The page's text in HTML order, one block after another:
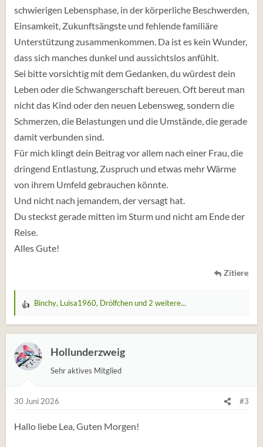
schwierigen Lebensphase, in der körperliche Beschwerden,
Einsamkeit, Zukunftsängste und fehlende familiäre
Unterstützung zusammenkommen. Da ist es kein Wunder,
dass sich manches dunkel und aussichtslos anfühlt.
Sei bitte vorsichtig mit dem Gedanken, du würdest dein
Leben oder die Schwangerschaft bereuen. Oft bereut man
nicht das Kind oder den neuen Lebensweg, sondern die
Schmerzen, die Belastungen und die Umstände, die gerade
damit verbunden sind.
Für mich klingt dein Beitrag vor allem nach einer Frau, die
dringend Entlastung, Zuspruch und etwas mehr Wärme
von ihrem Umfeld gebrauchen könnte.
Und nicht nach jemandem, der versagt hat.
Du steckst gerade mitten im Sturm und nicht am Ende der
Reise.
Alles Gute!
Zitiere
W
r
t
u
n
e
n
:
Binchy, Luisa1960, Drölfchenund 2 weitere...
Hollunderzweig
Sehr aktives Mitglied
30 Juni 2026 #3
Hallo liebe Lea, Guten Morgen!